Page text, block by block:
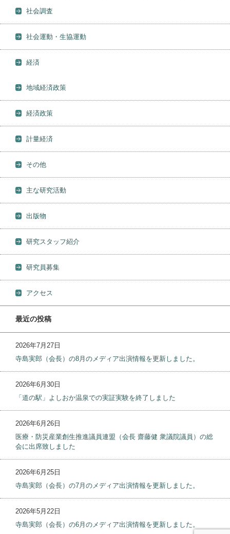
社会調査
社会運動・生協運動
経済
地域経済政策
経済政策
計量経済
その他
主な研究活動
出版物
研究スタッフ紹介
研究員募集
アクセス
最近の投稿
2026年7月27日
寺島実郎（会長）の8月のメディア出演情報を更新しました。
2026年6月30日
「道の駅」よしおか温泉での実証実験を終了しました
2026年6月26日
医療・防災産業創生推進議員連盟（会長 齋藤健 衆議院議員）の総
会に出席致しました
2026年6月25日
寺島実郎（会長）の7月のメディア出演情報を更新しました。
2026年5月22日
寺島実郎（会長）の6月のメディア出演情報を更新しました。